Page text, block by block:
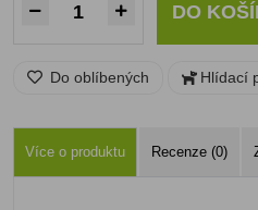
DO
Do oblíbených Hlídací
Více o produktu Recenze (0)